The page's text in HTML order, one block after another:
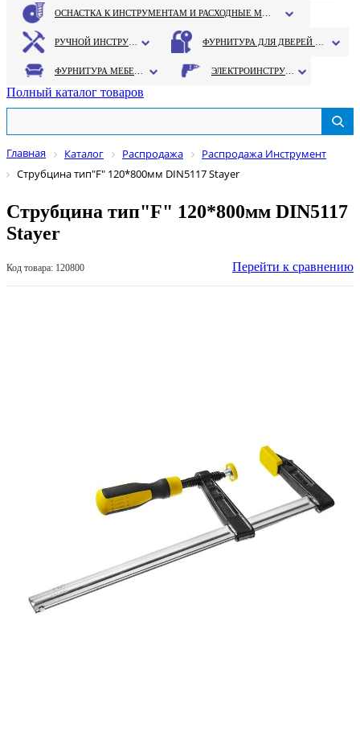
Полный каталог товаров
Главная Каталог Распродажа
Распродажа Инструмент
Струбцина тип"F" 120*800мм DIN5117 Stayer
Струбцина тип"F" 120*800мм DIN5117
Stayer
Код товара: 120800 Перейти к сравнению